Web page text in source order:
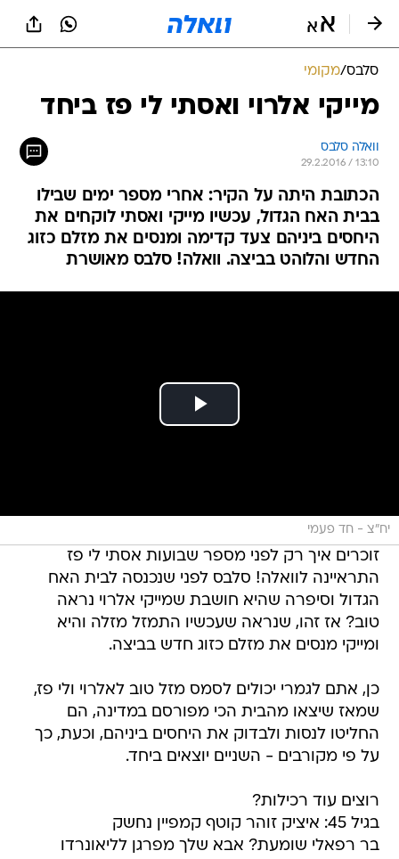
סלבס/מקומי
מייקי אלרוי ואסתי לי פז ביחד
וואלה סלבס
29.2.2016 / 13:10
הכתובת היתה על הקיר: אחרי מספר ימים שבילו
בבית האח הגדול, עכשיו מייקי ואסתי לוקחים את
היחסים ביניהם צעד קדימה ומנסים את מזלם כזוג
החדש והלוהט בביצה. וואלה! סלבס מאושרת
יח"צ - חד פעמי
זוכרים איך רק לפני מספר שבועות אסתי לי פז
התראיינה לוואלה! סלבס לפני שנכנסה לבית האח
הגדול וסיפרה שהיא חושבת שמייקי אלרוי נראה
טוב? אז זהו, שנראה שעכשיו התמזל מזלה והיא
ומייקי מנסים את מזלם כזוג חדש בביצה.
כן, אתם לגמרי יכולים לסמס מזל טוב לאלרוי ולי פז,
שמאז שיצאו מהבית הכי מפורסם במדינה, הם
החליטו לנסות ולבדוק את היחסים ביניהם, וכעת, כך
על פי מקורבים - השניים יוצאים ביחד.
רוצים עוד רכילות?
בגיל 45: איציק זוהר קוטף קמפיין נחשק
בר רפאלי שומעת? אבא שלך מפרגן לליאונרדו